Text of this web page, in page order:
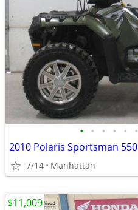
• • • • • •
7/14 Manhattan
$11,009